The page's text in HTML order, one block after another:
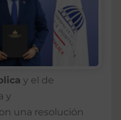
y el de
y
una resolución